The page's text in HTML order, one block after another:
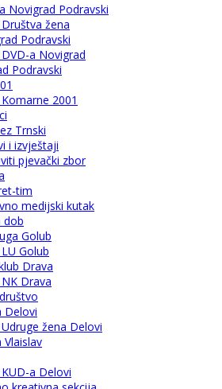
Novigrad Podravski
žena
Podravski
a Novigrad
Podravski
2001
Trnski
i izvještaji
pjevački zbor
tim
medijski kutak
dob
Golub
Golub
Drava
Drava
Delovi
žena Delovi
Vlaislav
a Delovi